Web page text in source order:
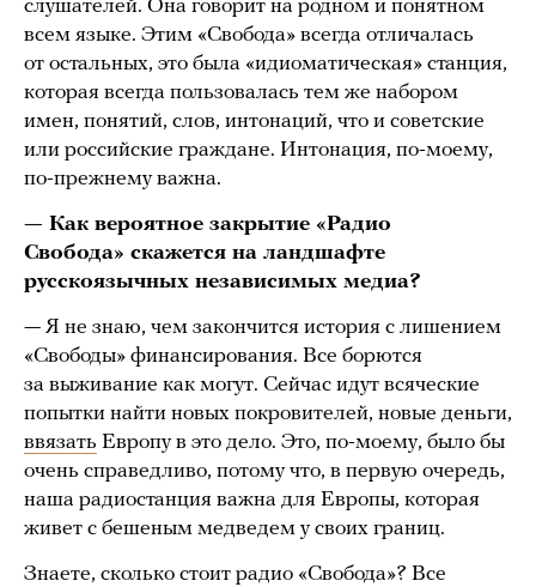
слушателей. Она говорит на родном и понятном
всем языке. Этим «Свобода» всегда отличалась
от остальных, это была «идиоматическая» станция,
которая всегда пользовалась тем же набором
имен, понятий, слов, интонаций, что и советские
или российские граждане. Интонация, по-моему,
по-прежнему важна.
— Как вероятное закрытие «Радио
Свобода» скажется на ландшафте
русскоязычных независимых медиа?
— Я не знаю, чем закончится история с лишением
«Свободы» финансирования. Все борются
за выживание как могут. Сейчас идут всяческие
попытки найти новых покровителей, новые деньги,
ввязать Европу в это дело. Это, по-моему, было бы
очень справедливо, потому что, в первую очередь,
наша радиостанция важна для Европы, которая
живет с бешеным медведем у своих границ.
Знаете, сколько стоит радио «Свобода»? Все